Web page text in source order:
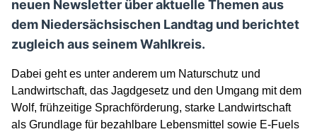
neuen Newsletter über aktuelle Themen aus
dem Niedersächsischen Landtag und berichtet
zugleich aus seinem Wahlkreis.
Dabei geht es unter anderem um Naturschutz und
Landwirtschaft, das Jagdgesetz und den Umgang mit dem
Wolf, frühzeitige Sprachförderung, starke Landwirtschaft
als Grundlage für bezahlbare Lebensmittel sowie E-Fuels